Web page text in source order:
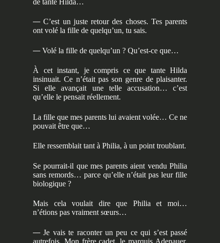
—C’est un juste retour des choses. Tes parents
ont volé la fille de quelqu’un, tu sais.
— Volé la fille de quelqu’un ? Qu’est-ce que…
À cet instant, je compris ce que tante Hilda
insinuait. Ce n’était pas son genre de plaisanter.
Si elle avançait une telle accusation… c’est
qu’elle le pensait réellement.
La fille que mes parents lui avaient volée… Ce ne
pouvait être que…
Elle ressemblait tant à Philia, à un point troublant.
Se pourrait-il que mes parents aient vendu Philia
sans remords… parce qu’elle n’était pas leur fille
biologique ?
Mais cela voulait dire que Philia et moi…
n’étions pas vraiment sœurs…
—Je vais te raconter un peu ce qui s’est passé
autrefois. Mon frère cadet, le marquis Adenauer,